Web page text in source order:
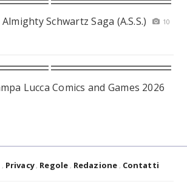
Schwartz Saga (A.S.S.)
10
Lucca Comics and Games 2026
Privacy Regole Redazione Contatti